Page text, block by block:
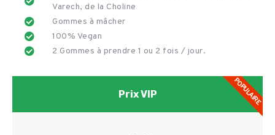
Varech, de la Choline
Gommes à mâcher
100% Vegan
2 Gommes à prendre 1 ou 2 fois / jour.
Prix VIP POPULAIRE